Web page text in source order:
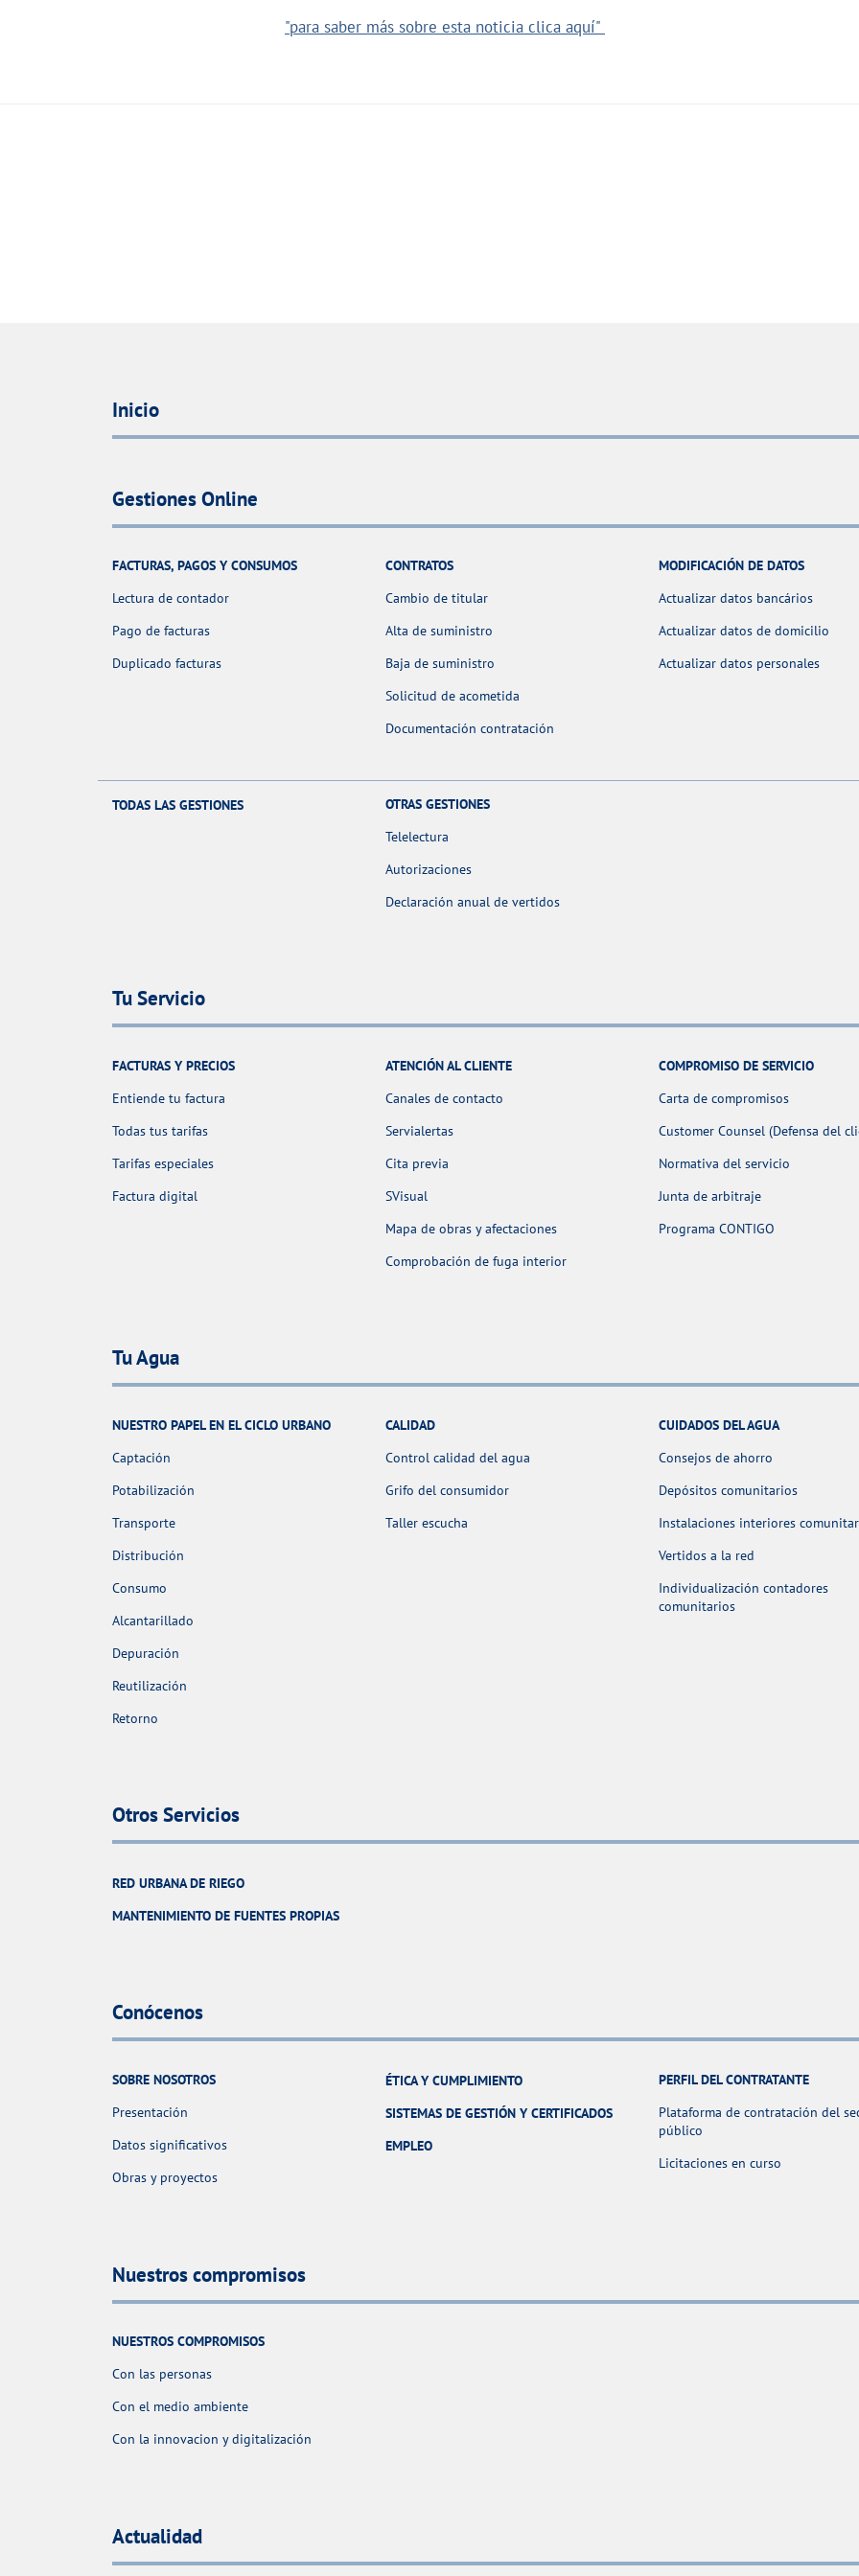
"para saber más sobre esta noticia clica aquí"
Inicio
Gestiones Online
FACTURAS, PAGOS Y CONSUMOS
Lectura de contador
Pago de facturas
Duplicado facturas
CONTRATOS
Cambio de titular
Alta de suministro
Baja de suministro
Solicitud de acometida
Documentación contratación
MODIFICACIÓN DE DATOS
Actualizar datos bancários
Actualizar datos de domicilio
Actualizar datos personales
TODAS LAS GESTIONES
OTRAS GESTIONES
Telelectura
Autorizaciones
Declaración anual de vertidos
Tu Servicio
FACTURAS Y PRECIOS
Entiende tu factura
Todas tus tarifas
Tarifas especiales
Factura digital
ATENCIÓN AL CLIENTE
Canales de contacto
Servialertas
Cita previa
SVisual
Mapa de obras y afectaciones
Comprobación de fuga interior
COMPROMISO DE SERVICIO
Carta de compromisos
Customer Counsel (Defensa del
Normativa del servicio
Junta de arbitraje
Programa CONTIGO
Tu Agua
NUESTRO PAPEL EN EL CICLO URBANO
Captación
Potabilización
Transporte
Distribución
Consumo
Alcantarillado
Depuración
Reutilización
Retorno
CALIDAD
Control calidad del agua
Grifo del consumidor
Taller escucha
CUIDADOS DEL AGUA
Consejos de ahorro
Depósitos comunitarios
Instalaciones interiores
Vertidos a la red
Individualización contadores
comunitarios
Otros Servicios
RED URBANA DE RIEGO
MANTENIMIENTO DE FUENTES PROPIAS
Conócenos
SOBRE NOSOTROS
Presentación
Datos significativos
Obras y proyectos
ÉTICA Y CUMPLIMIENTO
SISTEMAS DE GESTIÓN Y CERTIFICADOS
EMPLEO
PERFIL DEL CONTRATANTE
Plataforma de contratación del
público
Licitaciones en curso
Nuestros compromisos
NUESTROS COMPROMISOS
Con las personas
Con el medio ambiente
Con la innovacion y digitalización
Actualidad